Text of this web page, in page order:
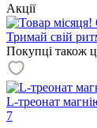
Акції
Тримай свій
Покупці також
L-треонат
7